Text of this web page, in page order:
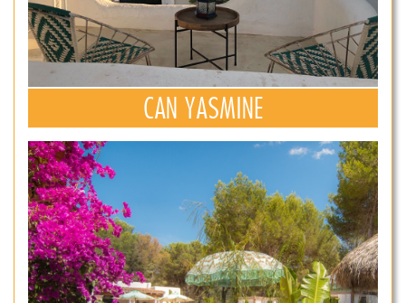
CAN YASMINE